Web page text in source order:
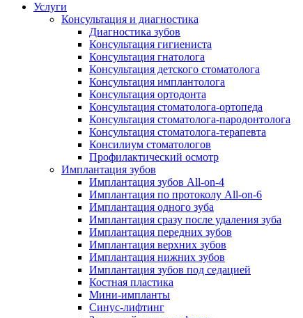
Услуги
Консультация и диагностика
Диагностика зубов
Консультация гигиениста
Консультация гнатолога
Консультация детского стоматолога
Консультация имплантолога
Консультация ортодонта
Консультация стоматолога-ортопеда
Консультация стоматолога-пародонтолога
Консультация стоматолога-терапевта
Консилиум стоматологов
Профилактический осмотр
Имплантация зубов
Имплантация зубов All-on-4
Имплантация по протоколу All-on-6
Имплантация одного зуба
Имплантация сразу после удаления зуба
Имплантация передних зубов
Имплантация верхних зубов
Имплантация нижних зубов
Имплантация зубов под седацией
Костная пластика
Мини-импланты
Синус-лифтинг